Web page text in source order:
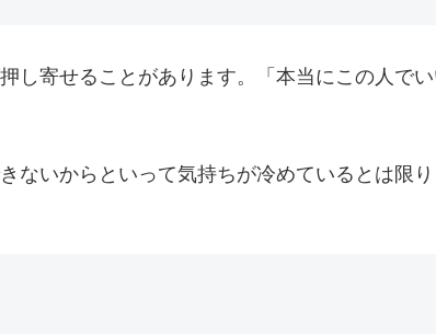
し寄せることがあります。「本当にこの人で
ないからといって気持ちが冷めているとは限